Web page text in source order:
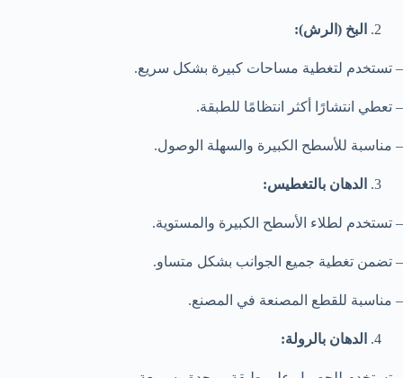
البخ (الرش):
– تستخدم لتغطية مساحات كبيرة بشكل سريع.
– تعطي انتشارًا أكثر انتظامًا للطبقة.
– مناسبة للأسطح الكبيرة والسهلة الوصول.
الدهان بالتغطيس:
– تستخدم لطلاء الأسطح الكبيرة والمستوية.
– تضمن تغطية جميع الجوانب بشكل متساو.
– مناسبة للقطع المصنعة في المصنع.
الدهان بالرولة: